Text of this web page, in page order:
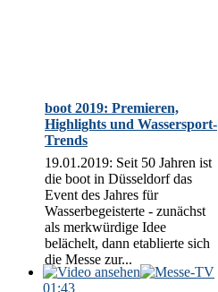
boot 2019: Premieren,
Highlights und Wassersport-
Trends
19.01.2019: Seit 50 Jahren ist
die boot in Düsseldorf das
Event des Jahres für
Wasserbegeisterte - zunächst
als merkwürdige Idee
belächelt, dann etablierte sich
die Messe zur...
01:43